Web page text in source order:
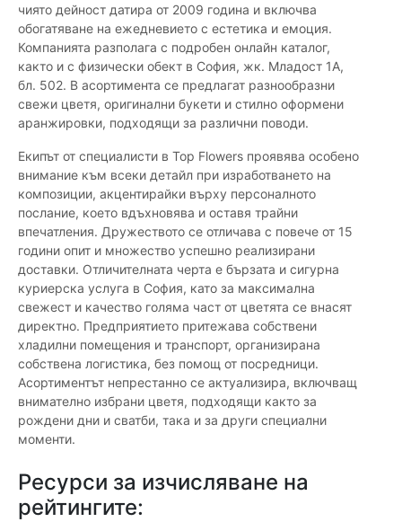
чиято дейност датира от 2009 година и включва
обогатяване на ежедневието с естетика и емоция.
Компанията разполага с подробен онлайн каталог,
както и с физически обект в София, жк. Младост 1А,
бл. 502. В асортимента се предлагат разнообразни
свежи цветя, оригинални букети и стилно оформени
аранжировки, подходящи за различни поводи.
Екипът от специалисти в Top Flowers проявява особено
внимание към всеки детайл при изработването на
композиции, акцентирайки върху персоналното
послание, което вдъхновява и оставя трайни
впечатления. Дружеството се отличава с повече от 15
години опит и множество успешно реализирани
доставки. Отличителната черта е бързата и сигурна
куриерска услуга в София, като за максимална
свежест и качество голяма част от цветята се внасят
директно. Предприятието притежава собствени
хладилни помещения и транспорт, организирана
собствена логистика, без помощ от посредници.
Асортиментът непрестанно се актуализира, включващ
внимателно избрани цветя, подходящи както за
рождени дни и сватби, така и за други специални
моменти.
Ресурси за изчисляване на
рейтингите: